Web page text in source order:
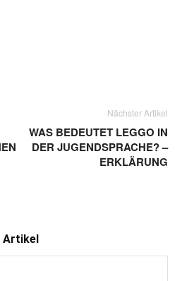
Nächster Artikel
WAS BEDEUTET LEGGO IN
DER JUGENDSPRACHE? –
ERKLÄRUNG
Artikel